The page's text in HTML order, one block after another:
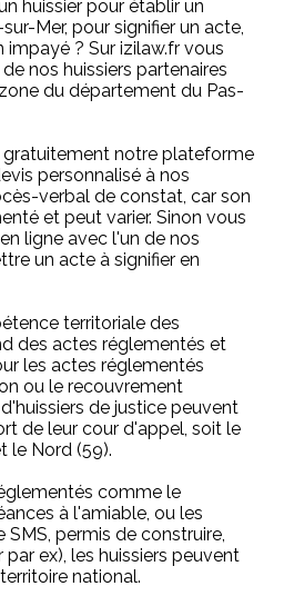
huissier pour établir un
Mer, pour signifier un acte,
impayé ? Sur izilaw.fr vous
nos huissiers partenaires
du département du Pas-
gratuitement notre plateforme
personnalisé à nos
verbal de constat, car son
et peut varier. Sinon vous
ligne avec l'un de nos
un acte à signifier en
territoriale des
des actes réglementés et
les actes réglementés
ou le recouvrement
de justice peuvent
de leur cour d'appel, soit le
le Nord (59).
comme le
à l'amiable, ou les
permis de construire,
ex), les huissiers peuvent
national.